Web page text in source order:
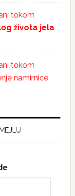
tokom
života jela
tokom
namirnice